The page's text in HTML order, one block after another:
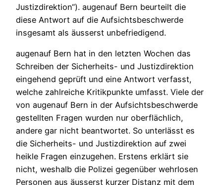
Justizdirektion“). augenauf Bern beurteilt die
diese Antwort auf die Aufsichtsbeschwerde
insgesamt als äusserst unbefriedigend.
augenauf Bern hat in den letzten Wochen das
Schreiben der Sicherheits- und Justizdirektion
eingehend geprüft und eine Antwort verfasst,
welche zahlreiche Kritikpunkte umfasst. Viele der
von augenauf Bern in der Aufsichtsbeschwerde
gestellten Fragen wurden nur oberflächlich,
andere gar nicht beantwortet. So unterlässt es
die Sicherheits- und Justizdirektion auf zwei
heikle Fragen einzugehen. Erstens erklärt sie
nicht, weshalb die Polizei gegenüber wehrlosen
Personen aus äusserst kurzer Distanz mit dem